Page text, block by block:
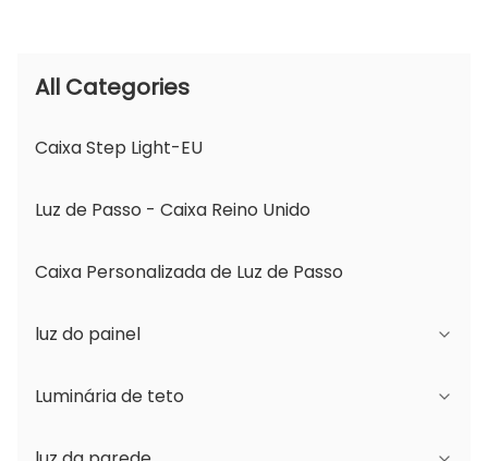
All Categories
Caixa Step Light-EU
Luz de Passo - Caixa Reino Unido
Caixa Personalizada de Luz de Passo
luz do painel
Série JDL
Luminária de teto